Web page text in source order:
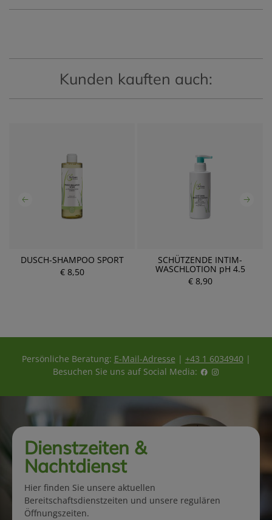
Kunden kauften auch:
DUSCH-SHAMPOO SPORT
€ 8,50
SCHÜTZENDE INTIM-
WASCHLOTION pH 4.5
€ 8,90
Persönliche Beratung: E-Mail-Adresse | +43 1 6034940|
Besuchen Sie uns auf Social Media:
Dienstzeiten &
Nachtdienst
Hier finden Sie unsere aktuellen
Bereitschaftsdienstzeiten und unsere regulären
Öffnungszeiten.